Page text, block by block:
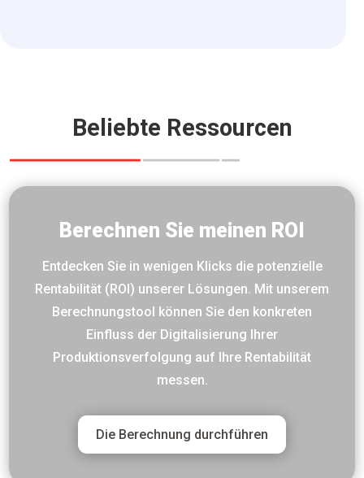
Beliebte Ressourcen
Berechnen Sie meinen ROI
Entdecken Sie in wenigen Klicks die potenzielle
Rentabilität (ROI) unserer Lösungen. Mit unserem
Berechnungstool können Sie den konkreten
Einfluss der Digitalisierung Ihrer
Produktionsverfolgung auf Ihre Rentabilität
messen.
Die Berechnung durchführen